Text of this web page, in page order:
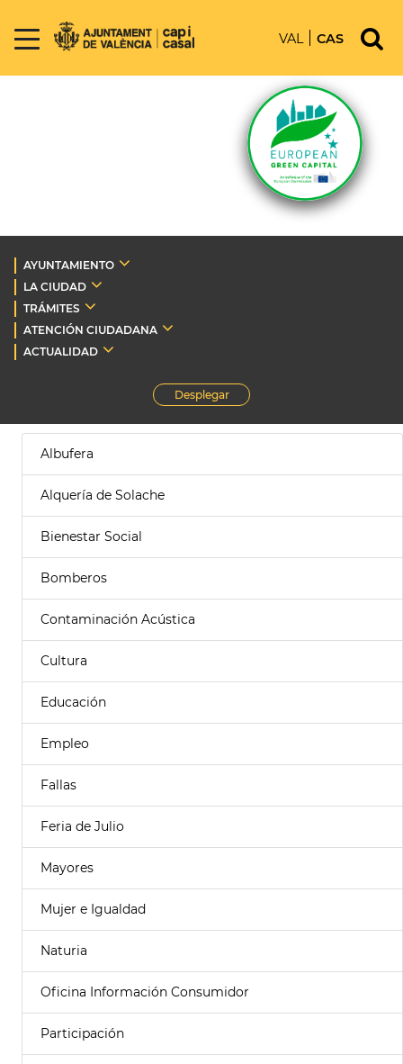
VAL CAS
AYUNTAMIENTO
LA CIUDAD
TRÁMITES
ATENCIÓN CIUDADANA
ACTUALIDAD
Desplegar
Albufera
Alquería de Solache
Bienestar Social
Bomberos
Contaminación Acústica
Cultura
Educación
Empleo
Fallas
Feria de Julio
Mayores
Mujer e Igualdad
Naturia
Oficina Información Consumidor
Participación